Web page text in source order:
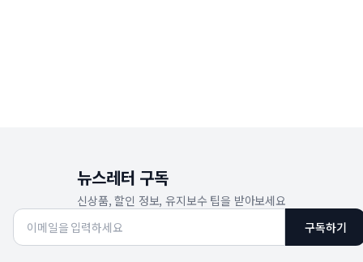
뉴스레터 구독
신상품, 할인 정보, 유지보수 팁을 받아보세요
구독하기